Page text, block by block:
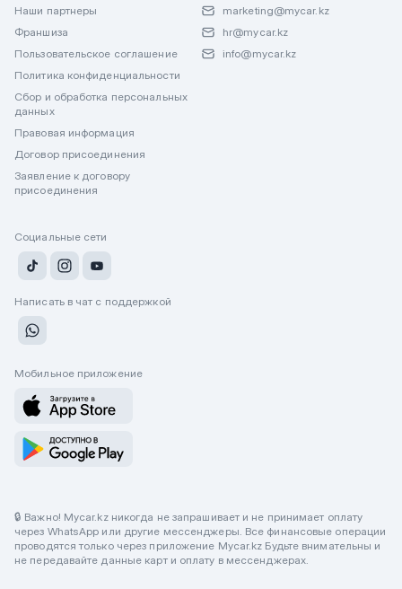
Наши партнеры
Франшиза
Пользовательское соглашение
Политика конфиденциальности
Сбор и обработка персональных
данных
Правовая информация
Договор присоединения
Заявление к договору
присоединения
marketing@mycar.kz
hr@mycar.kz
info@mycar.kz
Социальные сети
Написать в чат с поддержкой
Мобильное приложение
🔒 Важно! Mycar.kz никогда не запрашивает и не принимает оплату
через WhatsApp или другие мессенджеры. Все финансовые операции
проводятся только через приложение Mycar.kz Будьте внимательны и
не передавайте данные карт и оплату в мессенджерах.